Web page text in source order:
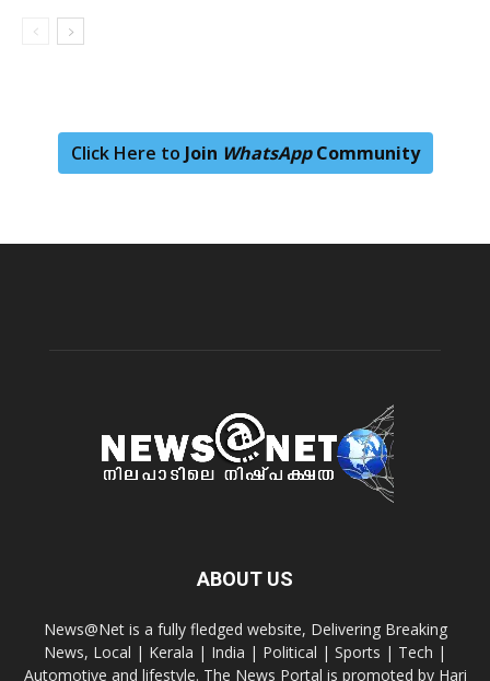
Click Here to Join WhatsAppCommunity
ABOUT US
News@Net is a fully fledged website, Delivering Breaking
News, Local | Kerala | India | Political | Sports | Tech |
Automotive and lifestyle. The News Portal is promoted by Hari